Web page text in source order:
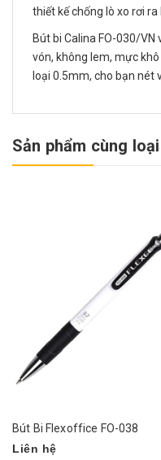
thiết kế chống lò xo rơi
Bút bi Calina FO-030/
vón, không lem, mực
loại 0.5mm, cho bạn nét
Sản phẩm cùng loại
Bút Bi Flexoffice FO-038
Liên hệ